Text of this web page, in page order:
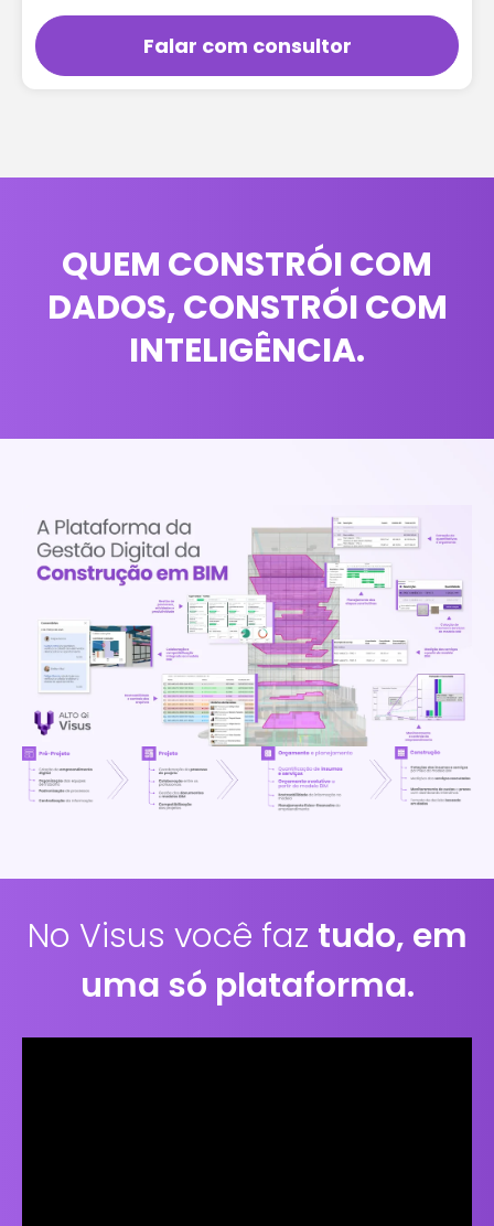
QUEM CONSTRÓI COM
DADOS, CONSTRÓI COM
INTELIGÊNCIA.
No Visus você faz tudo, em
uma só plataforma.